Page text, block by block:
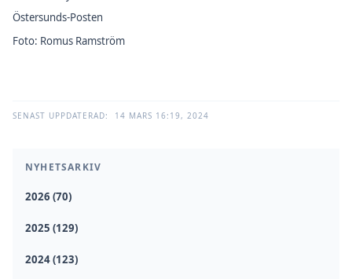
NYHETSARKIV
2026 (70)
2025 (129)
2024 (123)
Östersunds-Posten
Foto: Romus Ramström
SENAST UPPDATERAD: 14 MARS 16:19, 2024